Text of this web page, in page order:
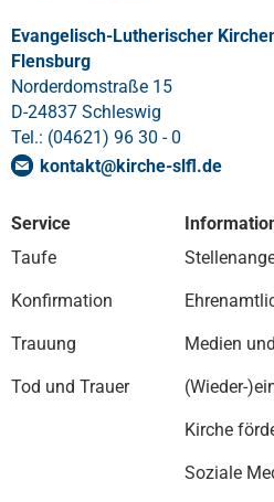
Evangelisch-Lutherischer
Flensburg
Norderdomstraße 15
D-24837 Schleswig
Tel.: (04621) 96 30 - 0
kontakt@kirche-slfl.de
Service
Taufe
Konfirmation
Trauung
Tod und Trauer
Medien
(Wieder-
Kirche
Soziale